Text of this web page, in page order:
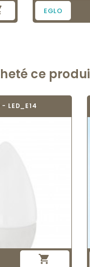
EGLO
ce
- LED_E14
